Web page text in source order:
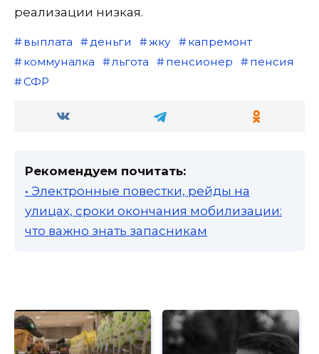
реализации низкая.
выплата деньги жку
капремонт
коммуналка
льгота пенсионер
пенсия
СФР
Рекомендуем почитать:
• Электронные повестки, рейды на
улицах, сроки окончания мобилизации:
что важно знать запасникам